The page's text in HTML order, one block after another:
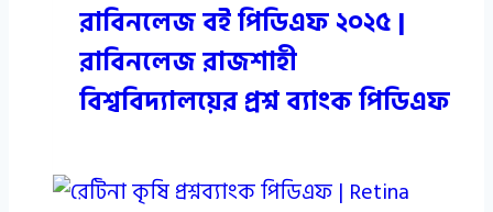
রাবিনলেজ বই পিডিএফ ২০২৫ |
রাবিনলেজ রাজশাহী
বিশ্ববিদ্যালয়ের প্রশ্ন ব্যাংক পিডিএফ